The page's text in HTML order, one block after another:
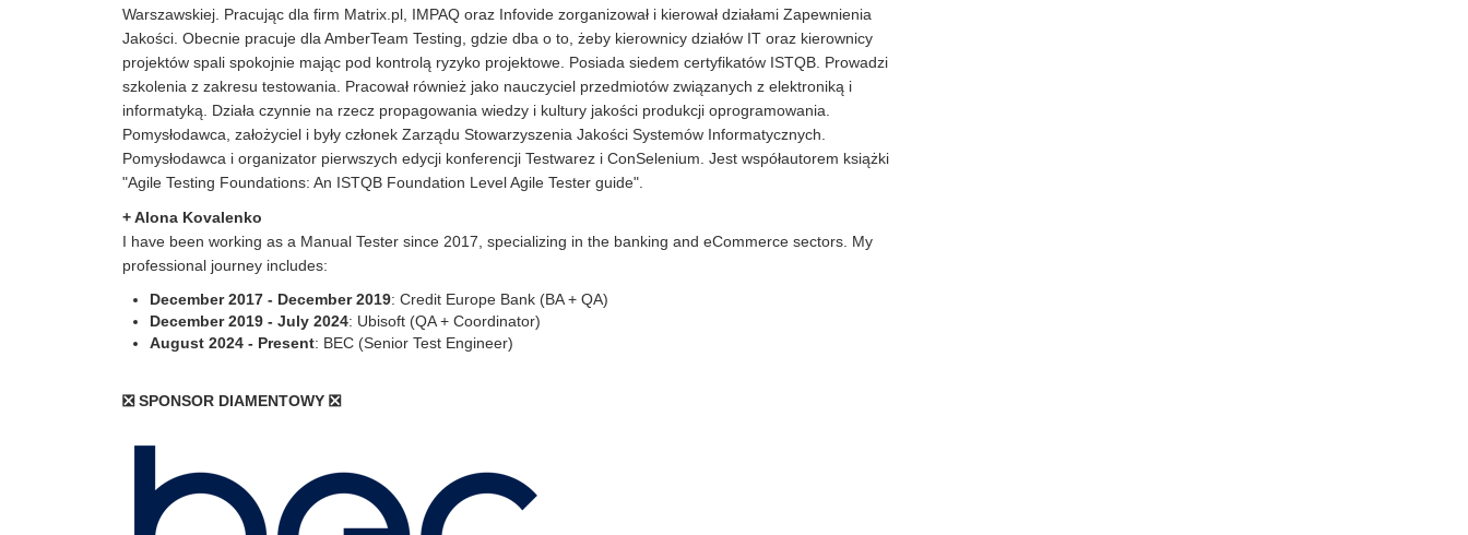
Warszawskiej. Pracując dla firm Matrix.pl, IMPAQ oraz Infovide zorganizował i kierował działami Zapewnienia
Jakości. Obecnie pracuje dla AmberTeam Testing, gdzie dba o to, żeby kierownicy działów IT oraz kierownicy
projektów spali spokojnie mając pod kontrolą ryzyko projektowe. Posiada siedem certyfikatów ISTQB. Prowadzi
szkolenia z zakresu testowania. Pracował również jako nauczyciel przedmiotów związanych z elektroniką i
informatyką. Działa czynnie na rzecz propagowania wiedzy i kultury jakości produkcji oprogramowania.
Pomysłodawca, założyciel i były członek Zarządu Stowarzyszenia Jakości Systemów Informatycznych.
Pomysłodawca i organizator pierwszych edycji konferencji Testwarez i ConSelenium. Jest współautorem książki
"Agile Testing Foundations: An ISTQB Foundation Level Agile Tester guide".
+Alona Kovalenko
I have been working as a Manual Tester since 2017, specializing in the banking and eCommerce sectors. My
professional journey includes:
December 2017 - December 2019: Credit Europe Bank (BA + QA)
December 2019 - July 2024: Ubisoft (QA + Coordinator)
August 2024 - Present: BEC (Senior Test Engineer)
❎ SPONSOR DIAMENTOWY ❎